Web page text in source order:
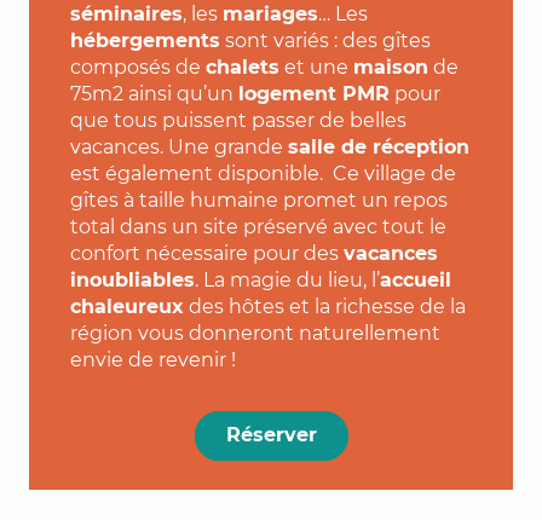
séminaires, les mariages… Les
hébergements sont variés : des gîtes
composés de chalets et une maison de
75m2 ainsi qu’un logement PMR pour
que tous puissent passer de belles
vacances. Une grande salle de réception
est également disponible. Ce village de
gîtes à taille humaine promet un repos
total dans un site préservé avec tout le
confort nécessaire pour des vacances
inoubliables. La magie du lieu, l’accueil
chaleureux des hôtes et la richesse de la
région vous donneront naturellement
envie de revenir !
Réserver